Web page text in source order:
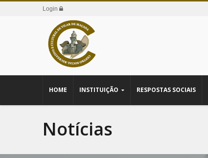
Login
HOME INSTITUIÇÃO RESPOSTAS SOCIAIS
Notícias